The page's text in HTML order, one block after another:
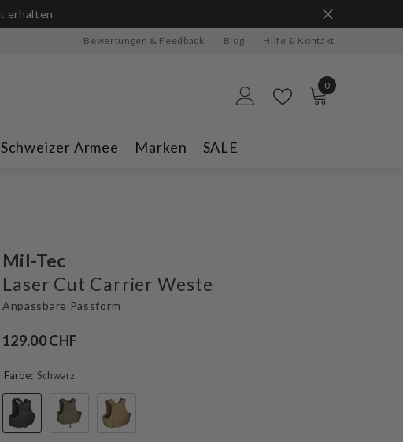
Bewertungen & Feedback Blog Hilfe & Kontakt
0
0
Schweizer Armee Marken SALE
Mil-Tec
Laser Cut Carrier Weste
Anpassbare Passform
129.00 CHF
Farbe: Schwarz